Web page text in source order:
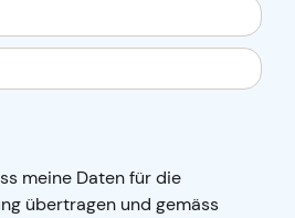
meine Daten für die
übertragen und gemäss